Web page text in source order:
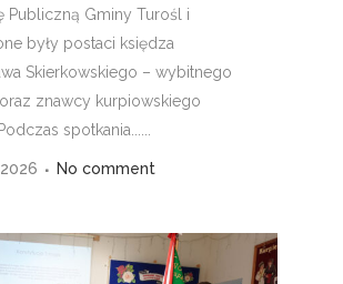
Publiczną Gminy Turośl i
były postaci księdza
Skierkowskiego – wybitnego
znawcy kurpiowskiego
spotkania......
No comment